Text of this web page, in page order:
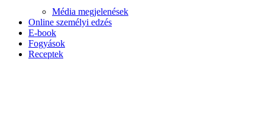
Média megjelenések
Online személyi edzés
E-book
Fogyások
Receptek